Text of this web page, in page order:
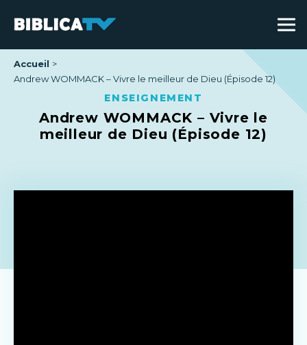
Accueil
Andrew WOMMACK – Vivre le meilleur de Dieu (Épisode 12)
ENSEIGNEMENT
Andrew WOMMACK – Vivre le
meilleur de Dieu (Épisode 12)